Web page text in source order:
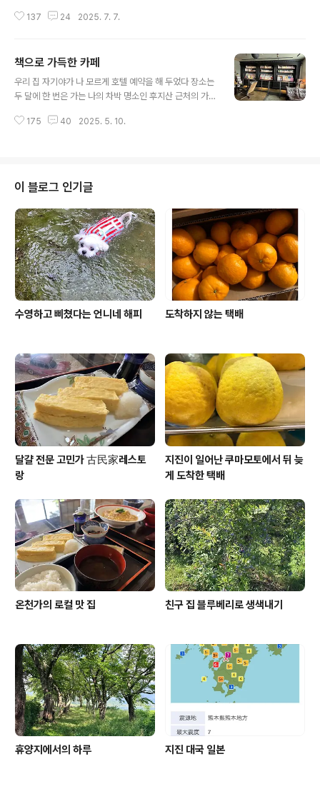
이지만 동경보다 기온이 5, 6 고 정도 더 낮은 시원한 곳으
도 여름 휴가를 가는 곳으로도 유명하다 당연히 호텔도 식
당도 카페도 가격이 참 싸악하다 가루이쟈와 가격이라는
말이 있을정도로 비싸다 예를 들어 동경에서 2000엔 정도
4,000엔 - 5000엔 대이고 디너도 1인 7,000-8,000엔
137 24 2025. 7. 7.
책으로 가득한 카페
우리 집 자기야가 나 모르게 호텔 예약을 해 두었다 장소는
두 달에 한 번은 가는 나의 차박 명소인 후지산 근처의 가와
가와구치코에 호텔 예약을 할 필요가 있었냐고 하니까 관
서 자주 가는 거니까 딱히 불만은 없지만..) 미리 나에게 얘
기를 할 것이지라고 했더니 나에게 말하면 이런저런 이유
가 많이 나올 테니까 그냥 무조건 예약을 해 버렸다고 한다
….그래서 맨날 천날 가는 2주 전쯤에도 벚꽃랑 불꽃을 보
러 갔던 내 손바닥 안에 있는 그 가와구치코로 여행이 아닌
호캉스 하러 고! ..
175 40 2025. 5. 10.
이 블로그 인기글
수영하고 삐쳤다는 언니네 해피 도착하지 않는 택배
달걀 전문 고민가 古民家레스토
랑
지진이 일어난 쿠마모토에서 뒤 늦
게 도착한 택배
온천가의 로컬 맛 집 친구 집 블루베리로 생색내기
휴양지에서의 하루 지진 대국 일본